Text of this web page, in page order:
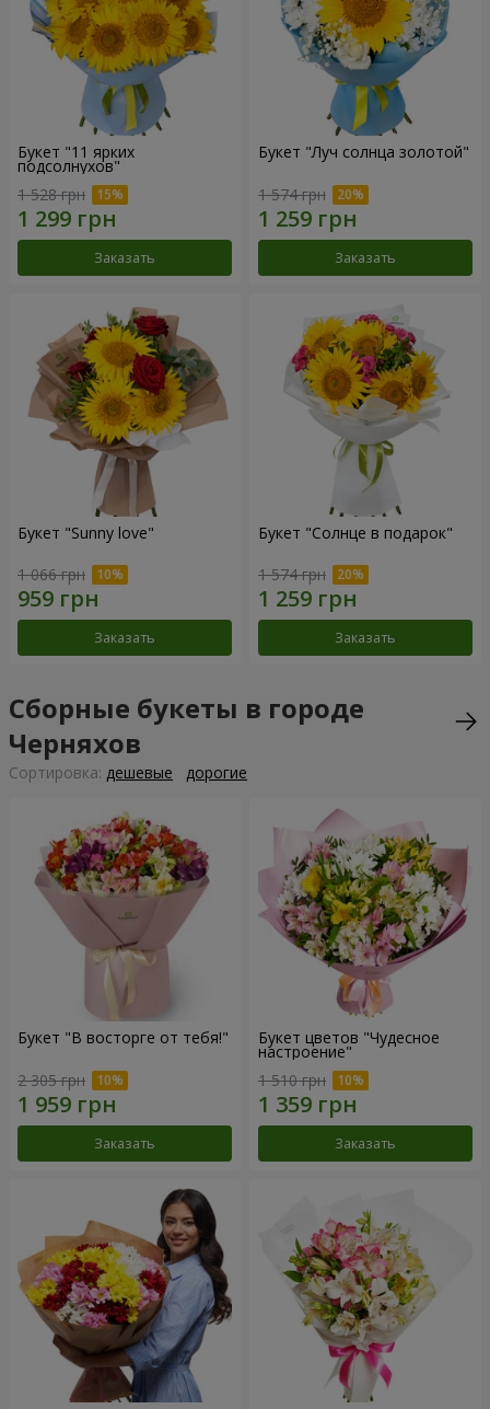
Букет "11 ярких
подсолнухов"
1 528 грн
Заказать
Букет "Луч солнца золотой"
1 574 грн
Заказать
Букет "Sunny love"
1 066 грн
Заказать
Букет "Солнце в подарок"
1 574 грн
Заказать
Сборные букеты в городе
Черняхов
Cортировка: дешевые дорогие
Букет "В восторге от тебя!"
2 305 грн
Заказать
Букет цветов "Чудесное
настроение"
1 510 грн
Заказать